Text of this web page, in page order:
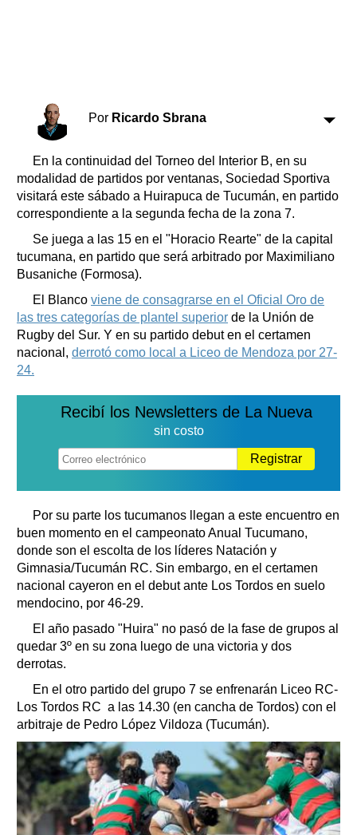
Por Ricardo Sbrana
En la continuidad del Torneo del Interior B, en su
modalidad de partidos por ventanas, Sociedad Sportiva
visitará este sábado a Huirapuca de Tucumán, en partido
correspondiente a la segunda fecha de la zona 7.
Se juega a las 15 en el "Horacio Rearte" de la capital
tucumana, en partido que será arbitrado por Maximiliano
Busaniche (Formosa).
El Blanco viene de consagrarse en el Oficial Oro de
las tres categorías de plantel superior de la Unión de
Rugby del Sur. Y en su partido debut en el certamen
nacional, derrotó como local a Liceo de Mendoza por 27-
24.
Recibí los Newsletters de La Nueva
sin costo
Registrar
Por su parte los tucumanos llegan a este encuentro en
buen momento en el campeonato Anual Tucumano,
donde son el escolta de los líderes Natación y
Gimnasia/Tucumán RC. Sin embargo, en el certamen
nacional cayeron en el debut ante Los Tordos en suelo
mendocino, por 46-29.
El año pasado "Huira" no pasó de la fase de grupos al
quedar 3º en su zona luego de una victoria y dos
derrotas.
En el otro partido del grupo 7 se enfrenarán Liceo RC-
Los Tordos RC a las 14.30 (en cancha de Tordos) con el
arbitraje de Pedro López Vildoza (Tucumán).